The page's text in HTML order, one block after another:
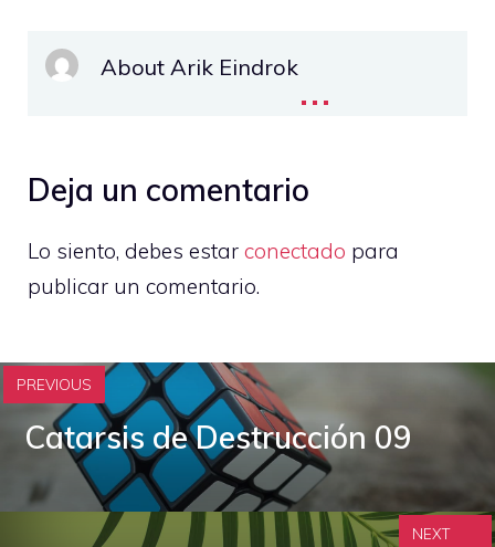
About Arik Eindrok...
Deja un comentario
Lo siento, debes estar conectado para
publicar un comentario.
PREVIOUS
Catarsis de Destrucción 09
NEXT